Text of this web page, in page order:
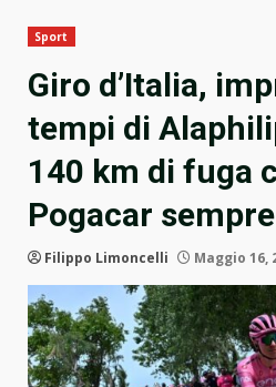
Sport
Giro d’Italia,
tempi di
140 km di fuga
Pogacar
Filippo Limoncelli Maggio 16,